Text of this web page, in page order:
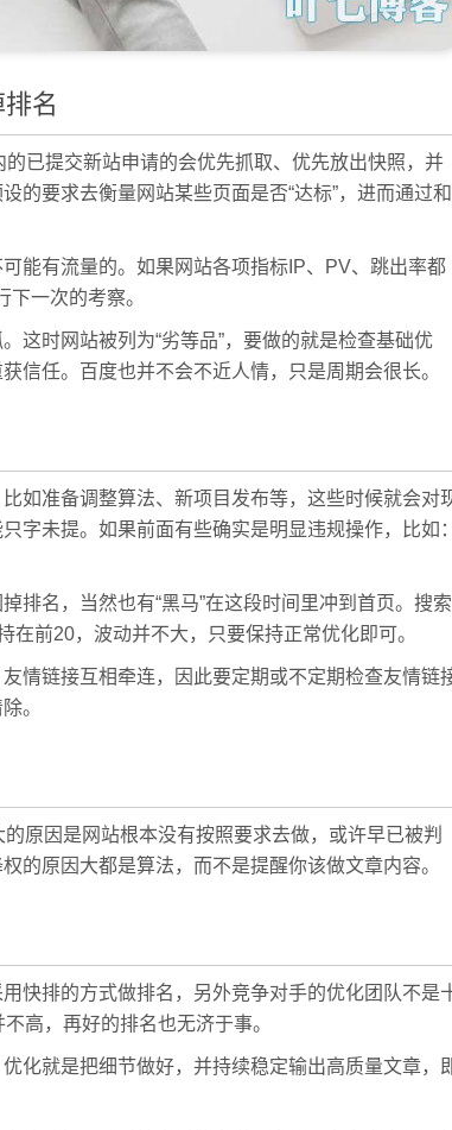
名
已提交新站申请的会优先抓取、优先放出快照，并
的要求去衡量网站某些页面是否“达标”，进而通过和
能有流量的。如果网站各项指标IP、PV、跳出率都
一次的考察。
这时网站被列为“劣等品”，要做的就是检查基础优
信任。百度也并不会不近人情，只是周期会很长。
如准备调整算法、新项目发布等，这些时候就会对
字未提。如果前面有些确实是明显违规操作，比如
排名，当然也有“黑马”在这段时间里冲到首页。搜索
在前20，波动并不大，只要保持正常优化即可。
情链接互相牵连，因此要定期或不定期检查友情链
。
原因是网站根本没有按照要求去做，或许早已被判
的原因大都是算法，而不是提醒你该做文章内容。
快排的方式做排名，另外竞争对手的优化团队不是
高，再好的排名也无济于事。
化就是把细节做好，并持续稳定输出高质量文章，